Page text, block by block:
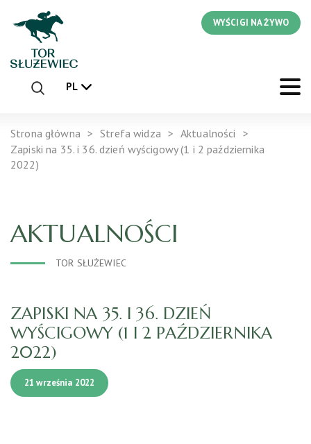
WYŚCIGI NA ŻYWO
PL
Strona główna Strefa widza
Aktualności
Zapiski na 35. i 36. dzień wyścigowy (1 i 2 października
2022)
AKTUALNOŚCI
TOR SŁUŻEWIEC
ZAPISKI NA 35. I 36. DZIEŃ
WYŚCIGOWY (1 I 2 PAŹDZIERNIKA
2022)
21 września 2022